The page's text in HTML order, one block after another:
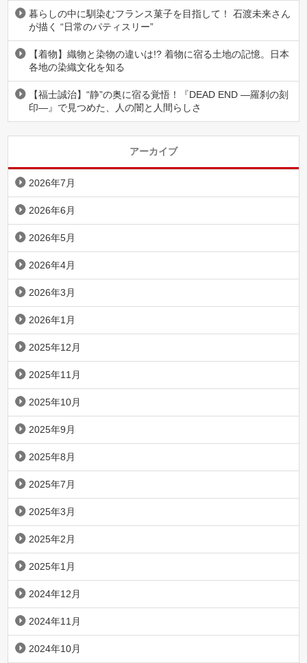
暮らしの中に馴染むフランス菓子を目指して！ 石渡未来さん
が描く “日常のパティスリー”
【着物】織物と染物の違いは!? 着物に宿る土地の記憶。日本
各地の染織文化を知る
【福士誠治】“静”の奥に宿る覚悟！『DEAD END ―羅刹の刻
印―』で見つめた、人の闇と人間らしさ
アーカイブ
2026年7月
2026年6月
2026年5月
2026年4月
2026年3月
2026年1月
2025年12月
2025年11月
2025年10月
2025年9月
2025年8月
2025年7月
2025年3月
2025年2月
2025年1月
2024年12月
2024年11月
2024年10月